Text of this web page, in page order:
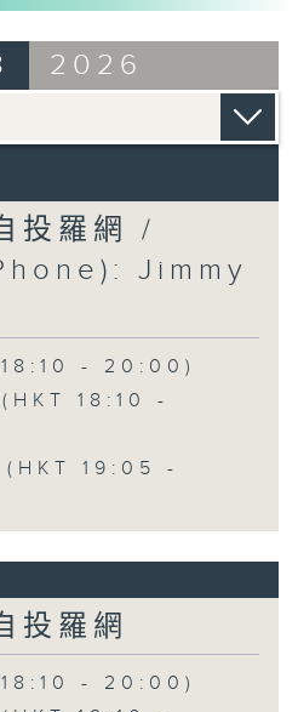
2026
投羅網 /
Jimmy
- 20:00)
18:10 -
(HKT 19:05 -
羅網
- 20:00)